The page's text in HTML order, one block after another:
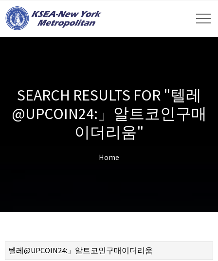
SEARCH RESULTS FOR "텔레
@UPCOIN24:」알트코인구매
이더리움"
Home